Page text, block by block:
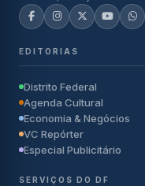
EDITORIAS
Distrito Federal
Agenda Cultural
Economia & Negócios
VC Repórter
Especial Publicitário
SERVIÇOS DO DF